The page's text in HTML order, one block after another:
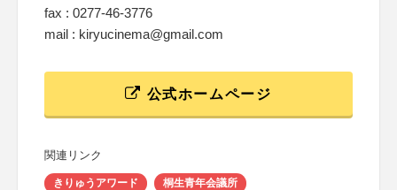
fax : 0277-46-3776
mail : kiryucinema@gmail.com
公式ホームページ
関連リンク
きりゅうアワード 桐生青年会議所